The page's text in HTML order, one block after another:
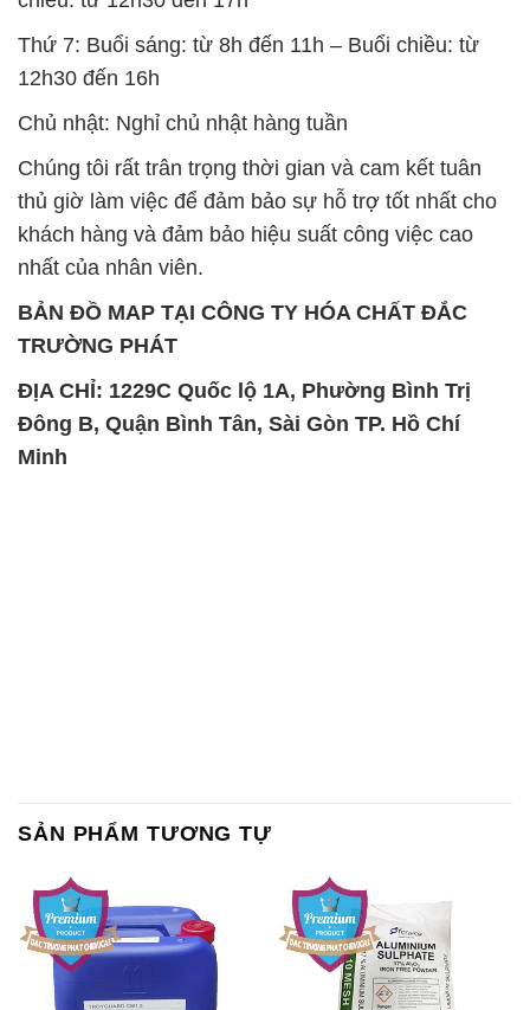
Thứ 7: Buổi sáng: từ 8h đến 11h – Buổi chiều: từ
12h30 đến 16h
Chủ nhật: Nghỉ chủ nhật hàng tuần
Chúng tôi rất trân trọng thời gian và cam kết tuân
thủ giờ làm việc để đảm bảo sự hỗ trợ tốt nhất cho
khách hàng và đảm bảo hiệu suất công việc cao
nhất của nhân viên.
BẢN ĐỒ MAP TẠI CÔNG TY HÓA CHẤT ĐẮC
TRƯỜNG PHÁT
ĐỊA CHỈ: 1229C Quốc lộ 1A, Phường Bình Trị
Đông B, Quận Bình Tân, Sài Gòn TP. Hồ Chí
Minh
SẢN PHẨM TƯƠNG TỰ